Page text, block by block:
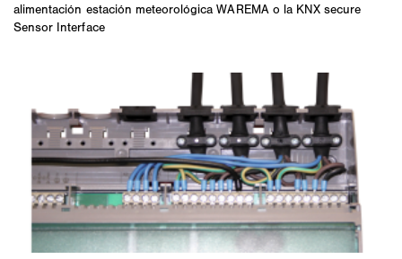
alimentación estación meteorológica WAREMA o la KNX secure
Sensor Interface